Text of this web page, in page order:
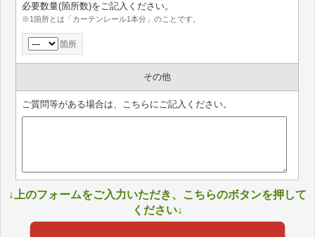
必要数量(箇所数)をご記入ください。
※1箇所とは「カーテンレール1本分」のことです。
箇所
その他
ご質問等がある場合は、こちらにご記入ください。
↓上のフォームをご入力いただき、こちらのボタンを押して
ください↓